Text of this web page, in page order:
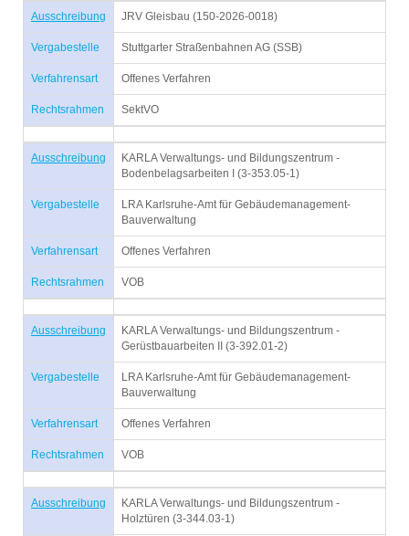
Ausschreibung JRV Gleisbau (150-2026-0018)
Vergabestelle Stuttgarter Straßenbahnen AG (SSB)
Verfahrensart Offenes Verfahren
Rechtsrahmen SektVO
Ausschreibung
KARLA Verwaltungs- und Bildungszentrum -
Bodenbelagsarbeiten I (3-353.05-1)
Vergabestelle
LRA Karlsruhe-Amt für Gebäudemanagement-
Bauverwaltung
Verfahrensart Offenes Verfahren
Rechtsrahmen VOB
Ausschreibung
KARLA Verwaltungs- und Bildungszentrum -
Gerüstbauarbeiten II (3-392.01-2)
Vergabestelle
LRA Karlsruhe-Amt für Gebäudemanagement-
Bauverwaltung
Verfahrensart Offenes Verfahren
Rechtsrahmen VOB
Ausschreibung
KARLA Verwaltungs- und Bildungszentrum -
Holztüren (3-344.03-1)